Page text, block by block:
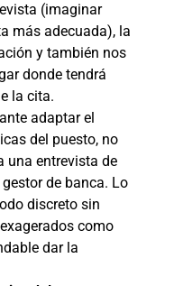
(imaginar
más adecuada), la
y también nos
donde tendrá
la cita.
adaptar el
del puesto, no
una entrevista de
de banca. Lo
discreto sin
como
dar la